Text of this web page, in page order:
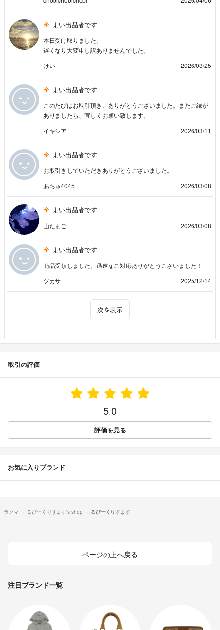
よい出品者です
本日受け取りました。
遅くなり大変申し訳ありませんでした。
けい
2026/03/25
よい出品者です
このたびはお取引頂き、ありがとうございました。またご縁が
ありましたら、宜しくお願い致します。
イキシア
2026/03/11
よい出品者です
お取引きしていただきありがとうございました。
あちゅ4045
2026/03/08
よい出品者です
山たまご 2026/03/08
よい出品者です
商品受領しました。迅速なご対応ありがとうございました！
ツカサ
2025/12/14
次を表示
取引の評価
5.0
評価を見る
お気に入りブランド
ラクマ るびーくりすます's shop るびーくりすます
ページの上へ戻る
注目ブランド一覧